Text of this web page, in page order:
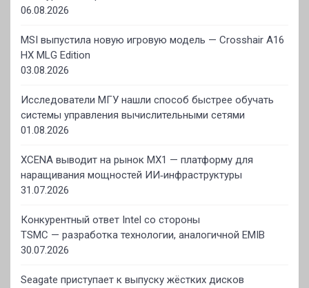
06.08.2026
MSI выпустила новую игровую модель — Crosshair A16
HX MLG Edition
03.08.2026
Исследователи МГУ нашли способ быстрее обучать
системы управления вычислительными сетями
01.08.2026
XCENA выводит на рынок MX1 — платформу для
наращивания мощностей ИИ‑инфраструктуры
31.07.2026
Конкурентный ответ Intel со стороны
TSMC — разработка технологии, аналогичной EMIB
30.07.2026
Seagate приступает к выпуску жёстких дисков